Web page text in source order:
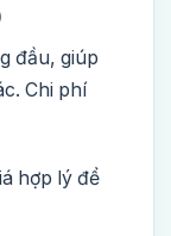
đầu, giúp
Chi phí
hợp lý để